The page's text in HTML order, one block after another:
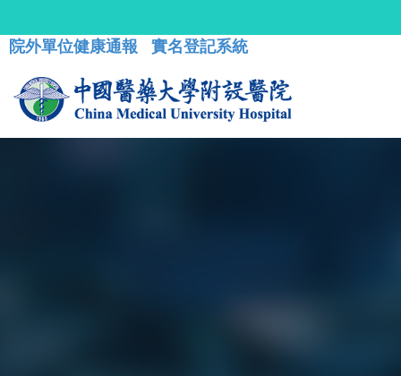
院外單位健康通報 實名登記系統